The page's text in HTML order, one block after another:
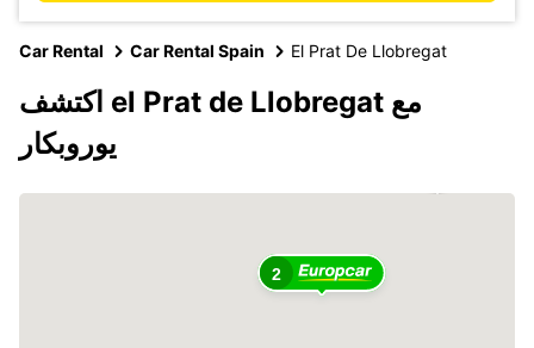
Car Rental Car Rental Spain El Prat De Llobregat
اكتشف el Prat de Llobregat مع
يوروبكار
2